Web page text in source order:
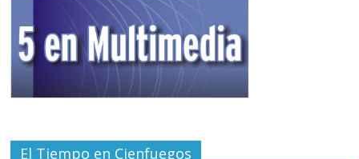
El Tiempo en Cienfuegos